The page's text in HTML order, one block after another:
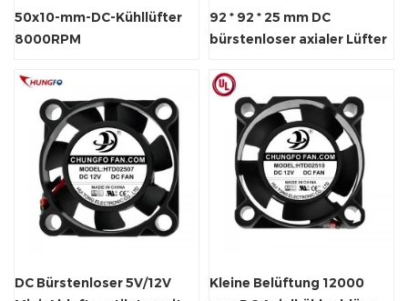
50x10-mm-DC-Kühllüfter
8000RPM
Bürstenloser Axiallüfter für
kleine elektronische Geräte
92 * 92 * 25 mm DC
bürstenloser axialer Lüfter
DC Bürstenloser 5V/12V
Kleine Belüftung 12000